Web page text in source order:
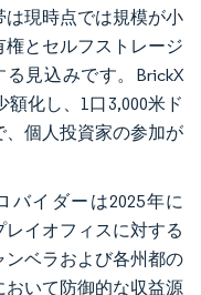
現時点では規模が小
とセルフストレージ
見込みです。BrickX
化し、1口3,000米ド
個人投資家の参加が
バイダーは2025年に
レイオフィスに対する
ベラおよび各州都の
いて防御的な収益源